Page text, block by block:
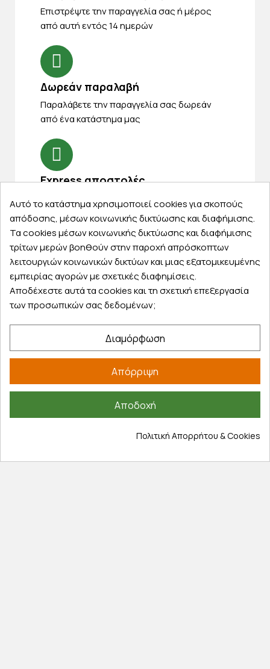
Eπιστρέψτε την παραγγελία σας ή μέρος
από αυτή εντός 14 ημερών
Δωρεάν παραλαβή
Παραλάβετε την παραγγελία σας δωρεάν
από ένα κατάστημα μας
Express αποστολές
Κάντε σήμερα την παραγγελία σας και
παραλάβετε αύριο στην πόρτα σας
Εξυπηρέτηση πελατών
Λογαριασμός
Τα αγαπημένα μου
Τρόποι παραγγελίας
Τρόποι πληρωμής
Επιστροφές προϊοντων
Επικοινωνία
Αυτό το κατάστημα χρησιμοποιεί cookies για σκοπούς
απόδοσης, μέσων κοινωνικής δικτύωσης και διαφήμισης.
Τα cookies μέσων κοινωνικής δικτύωσης και διαφήμισης
τρίτων μερών βοηθούν στην παροχή απρόσκοπτων
λειτουργιών κοινωνικών δικτύων και μιας εξατομικευμένης
εμπειρίας αγορών με σχετικές διαφημίσεις.
Αποδέχεστε αυτά τα cookies και τη σχετική επεξεργασία
των προσωπικών σας δεδομένων;
Διαμόρφωση
Απόρριψη
Αποδοχή
Πολιτική Απορρήτου & Cookies